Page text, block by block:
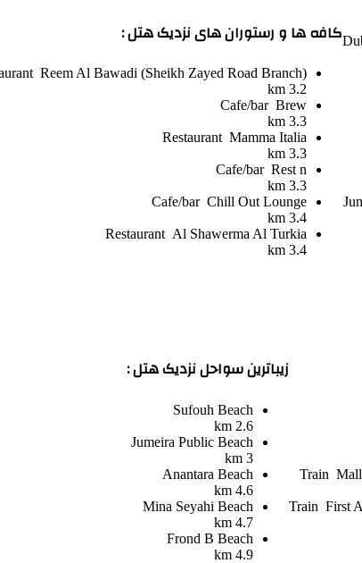
کافه ها و رستوران های نزدیک هتل :
Reem Al Bawadi (Sheikh Zayed Road Branch)
3.2 km
Cafe/bar Brew
3.3 km
Restaurant Mamma Italia
3.3 km
Cafe/bar Rest n
3.3 km
Cafe/bar Chill Out Lounge
3.4 km
Restaurant Al Shawerma Al Turkia
3.4 km
Train
Train First
زیباترین سواحل نزدیک هتل :
Sufouh Beach
2.6 km
Jumeira Public Beach
3 km
Anantara Beach
4.6 km
Mina Seyahi Beach
4.7 km
Frond B Beach
4.9 km